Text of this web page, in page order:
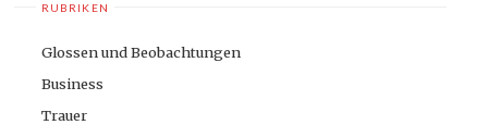
RUBRIKEN
Glossen und Beobachtungen
Business
Trauer